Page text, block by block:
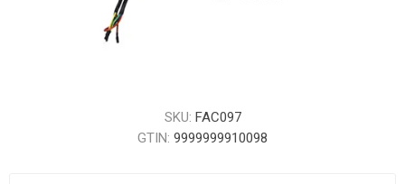
SKU: FAC097
GTIN: 9999999910098